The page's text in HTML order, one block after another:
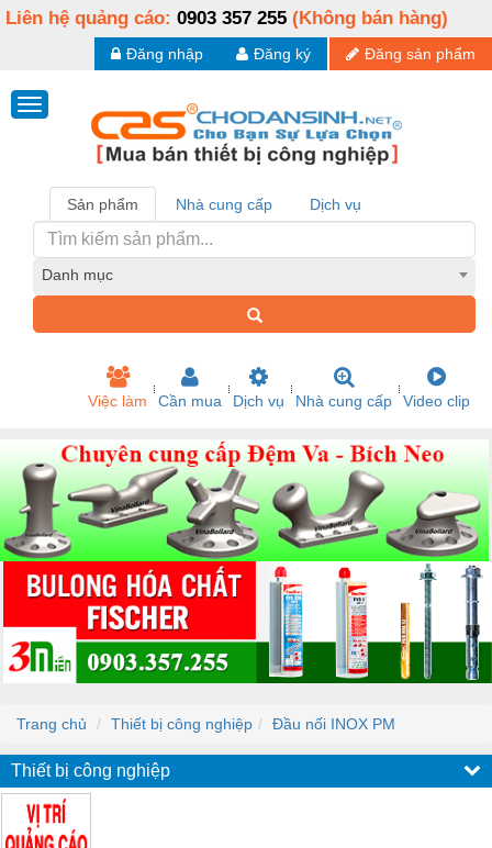
Liên hệ quảng cáo: 0903 357 255 (Không bán hàng)
Đăng sản phẩm
Đăng ký
Đăng nhập
Sản phẩm Nhà cung cấp Dịch vụ
Danh mục
Việc làm Cần mua Dịch vụ Nhà cung cấp Video clip
Trang chủ Thiết bị công nghiệp Đầu nối INOX PM
Thiết bị công nghiệp